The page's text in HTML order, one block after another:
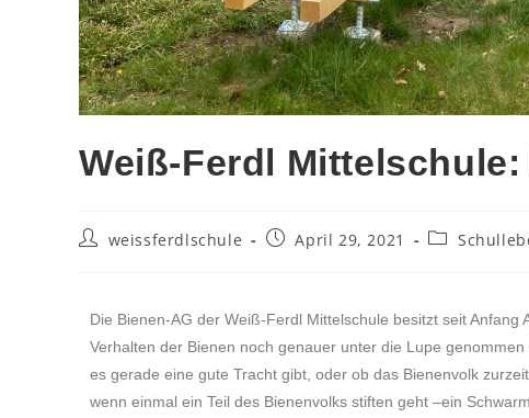
Weiß-Ferdl Mittelschule:
weissferdlschule April 29, 2021
Die Bienen-AG der Weiß-Ferdl Mittelschule besitzt seit
Verhalten der Bienen noch genauer unter die Lupe
es gerade eine gute Tracht gibt, oder ob das Bienenvolk
wenn einmal ein Teil des Bienenvolks stiften geht –ein